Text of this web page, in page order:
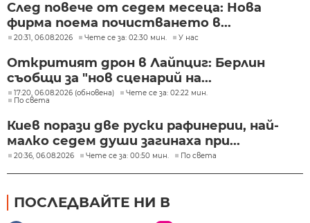
След повече от седем месеца: Нова
фирма поема почистването в...
20:31, 06.08.2026 Чете се за: 02:30 мин. У нас
Откритият дрон в Лайпциг: Берлин
съобщи за "нов сценарий на...
17:20, 06.08.2026 (обновена)
Чете се за: 02:22 мин.
По света
Киев порази две руски рафинерии, най-
малко седем души загинаха при...
20:36, 06.08.2026 Чете се за: 00:50 мин. По света
ПОСЛЕДВАЙТЕ НИ В